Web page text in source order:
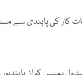
کار کی پابندی سے